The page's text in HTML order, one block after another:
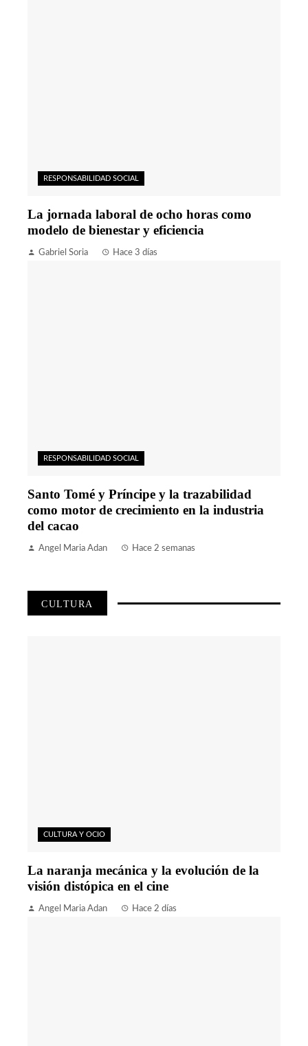
RESPONSABILIDAD SOCIAL
La jornada laboral de ocho horas como
modelo de bienestar y eficiencia
Gabriel Soria Hace 3 días
RESPONSABILIDAD SOCIAL
Santo Tomé y Príncipe y la trazabilidad
como motor de crecimiento en la industria
del cacao
Angel Maria Adan Hace 2 semanas
CULTURA
CULTURA Y OCIO
La naranja mecánica y la evolución de la
visión distópica en el cine
Angel Maria Adan Hace 2 días